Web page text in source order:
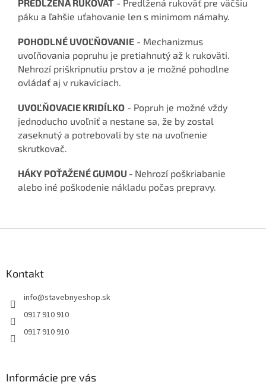
PREDĹŽENÁ RUKOVÄŤ - Predĺžená rukoväť pre väčšiu
páku a ľahšie uťahovanie len s minimom námahy.
POHODLNÉ UVOĽŇOVANIE - Mechanizmus
uvoľňovania popruhu je pretiahnutý až k rukoväti.
Nehrozí priškripnutiu prstov a je možné pohodlne
ovládať aj v rukaviciach.
UVOĽŇOVACIE KRIDÍLKO - Popruh je možné vždy
jednoducho uvoľniť a nestane sa, že by zostal
zaseknutý a potrebovali by ste na uvoľnenie
skrutkovač.
HÁKY POŤAŽENÉ GUMOU - Nehrozí poškriabanie
alebo iné poškodenie nákladu počas prepravy.
Kontakt
info@stavebnyeshop.sk
0917 910 910
0917 910 910
Informácie pre vás